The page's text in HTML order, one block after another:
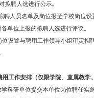
聘人选进行公示。
人员名单及岗位报至学校岗位设
单位上报的拟聘人选进行评议。
设置与聘用工作领导小组审定拟
工作安排（仅限学院、直属教学
科研单位提交本单位岗位聘任实施